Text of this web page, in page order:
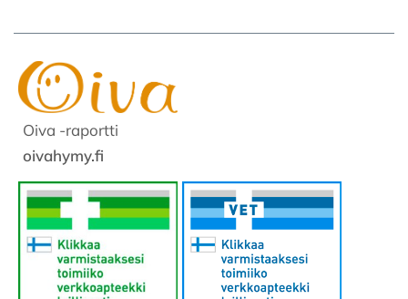
Oiva -raportti
oivahymy.fi